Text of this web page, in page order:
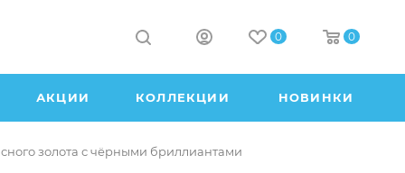
0 0
АКЦИИ КОЛЛЕКЦИИ НОВИНКИ
золота с чёрными бриллиантами